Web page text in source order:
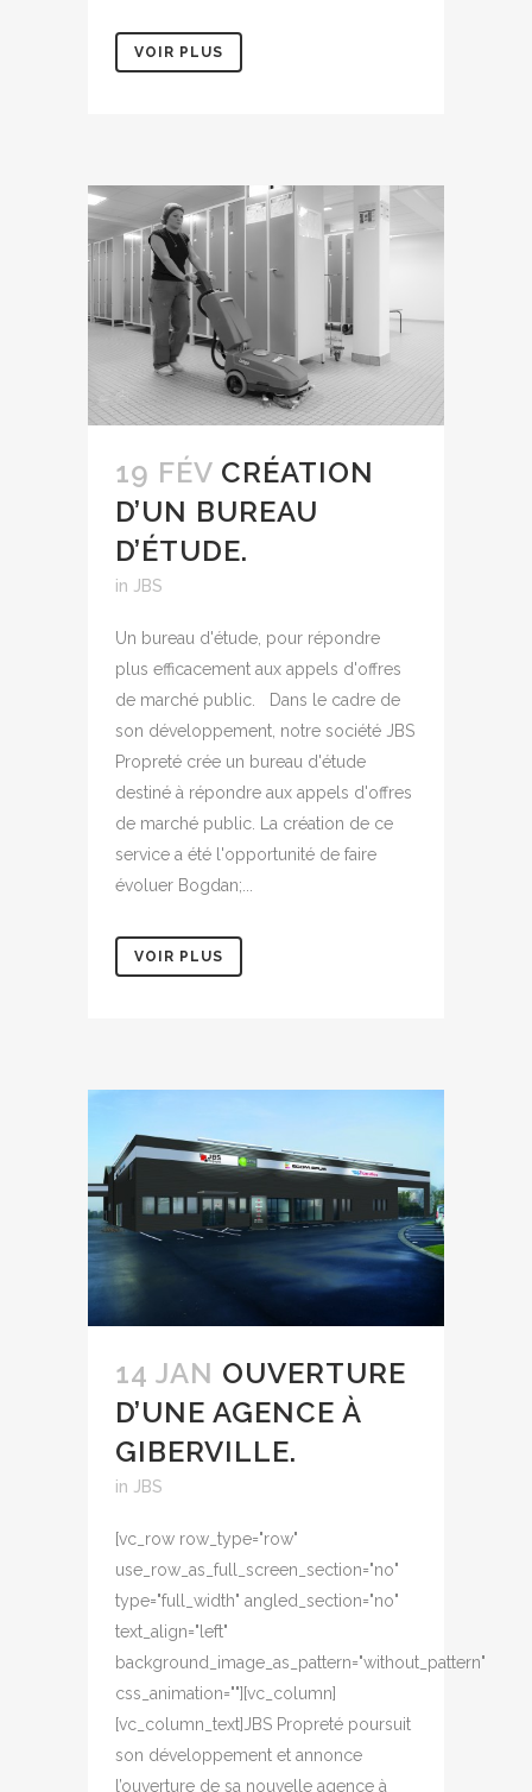
VOIR PLUS
19 FÉV CRÉATION
D’UN BUREAU
D’ÉTUDE.
in JBS
Un bureau d'étude, pour répondre
plus efficacement aux appels d'offres
de marché public. Dans le cadre de
son développement, notre société JBS
Propreté crée un bureau d'étude
destiné à répondre aux appels d'offres
de marché public. La création de ce
service a été l'opportunité de faire
évoluer Bogdan;...
VOIR PLUS
14 JAN OUVERTURE
D’UNE AGENCE À
GIBERVILLE.
in JBS
[vc_row row_type="row"
use_row_as_full_screen_section="no"
type="full_width" angled_section="no"
text_align="left"
background_image_as_pattern="without_pattern"
css_animation=""][vc_column]
[vc_column_text]JBS Propreté poursuit
son développement et annonce
l’ouverture de sa nouvelle agence à